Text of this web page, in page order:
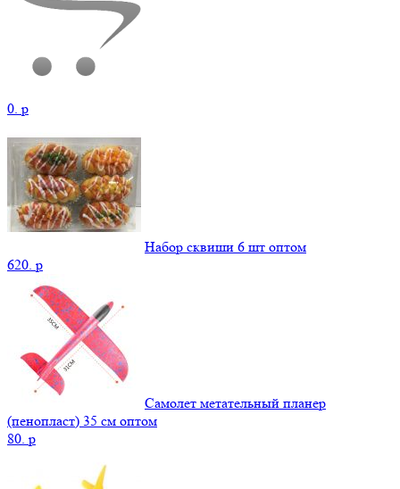
0. p
Набор сквиши 6 шт оптом
620. p
Самолет метательный планер
(пенопласт) 35 см оптом
80. p